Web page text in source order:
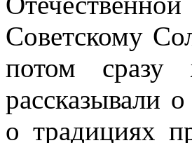
Советскому
потом сразу
рассказывали
о традициях